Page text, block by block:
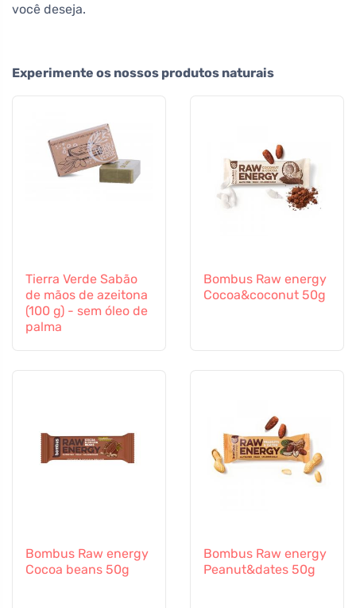
você deseja.
Experimente os nossos produtos naturais
Tierra Verde Sabão
de mãos de azeitona
(100 g) - sem óleo de
palma
Bombus Raw energy
Cocoa&coconut 50g
Bombus Raw energy
Cocoa beans 50g
Bombus Raw energy
Peanut&dates 50g